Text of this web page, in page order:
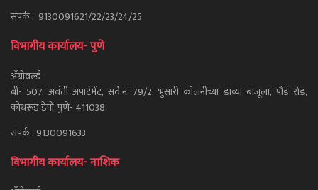
संपर्क : 9130091621/22/23/24/25
विभागीय कार्यालय- पुणे
ॲग्रोवर्ल्ड
बी- 507, अवंती अपार्टमेंट, सर्वे.नं. 79/2, भुसारी कॉलनीच्या डाव्या बाजूला, पौंड रोड,
कोथरूड डेपो, पुणे- 411038
संपर्क : 9130091633
विभागीय कार्यालय- नाशिक